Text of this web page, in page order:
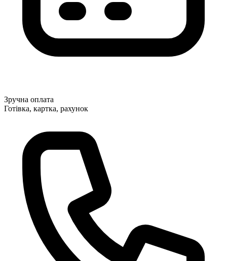
Зручна оплата
Готівка, картка, рахунок